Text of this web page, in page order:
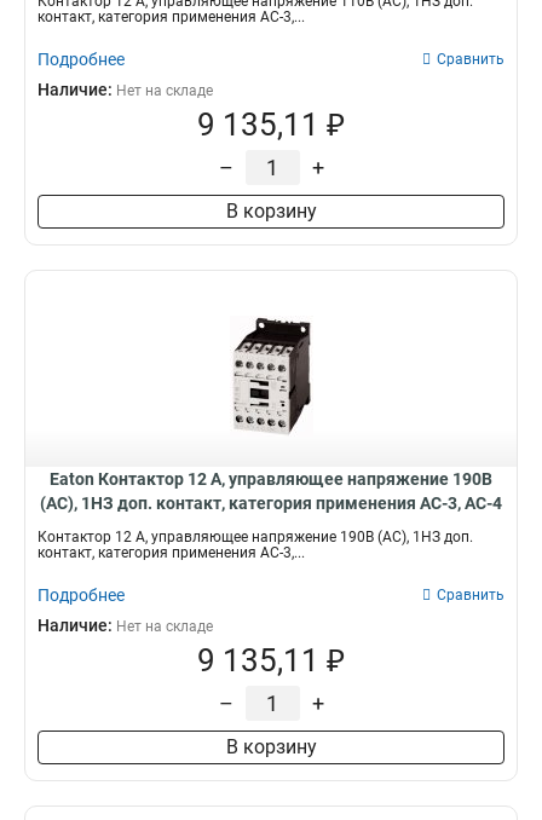
контакт, категория применения AC-3,...
Подробнее Сравнить
Наличие: Нет на складе
9 135,11 ₽
– +
В корзину
Eaton Контактор 12 А, управляющее напряжение 190В
(АС), 1НЗ доп. контакт, категория применения AC-3, AC-4
DILM12-01(190V50HZ,220V60HZ)
Контактор 12 А, управляющее напряжение 190В (АС), 1НЗ доп.
контакт, категория применения AC-3,...
Подробнее Сравнить
Наличие: Нет на складе
9 135,11 ₽
– +
В корзину